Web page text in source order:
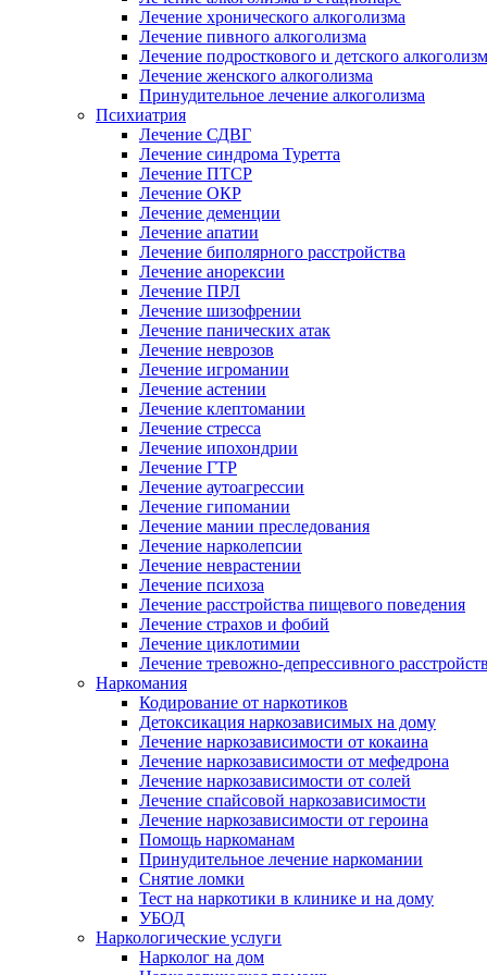
Лечение хронического алкоголизма
Лечение пивного алкоголизма
Лечение подросткового и детского
Лечение женского алкоголизма
Принудительное лечение алкоголизма
Психиатрия
Лечение СДВГ
Лечение синдрома Туретта
Лечение ПТСР
Лечение ОКР
Лечение деменции
Лечение апатии
Лечение биполярного расстройства
Лечение анорексии
Лечение ПРЛ
Лечение шизофрении
Лечение панических атак
Лечение неврозов
Лечение игромании
Лечение астении
Лечение клептомании
Лечение стресса
Лечение ипохондрии
Лечение ГТР
Лечение аутоагрессии
Лечение гипомании
Лечение мании преследования
Лечение нарколепсии
Лечение неврастении
Лечение психоза
Лечение расстройства пищевого поведения
Лечение страхов и фобий
Лечение циклотимии
Лечение тревожно-депрессивного
Наркомания
Кодирование от наркотиков
Детоксикация наркозависимых на дому
Лечение наркозависимости от кокаина
Лечение наркозависимости от мефедрона
Лечение наркозависимости от солей
Лечение спайсовой наркозависимости
Лечение наркозависимости от героина
Помощь наркоманам
Принудительное лечение наркомании
Снятие ломки
Тест на наркотики в клинике и на дому
УБОД
Наркологические услуги
Нарколог на дом